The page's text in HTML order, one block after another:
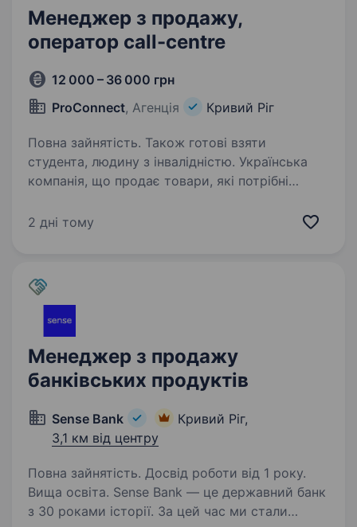
Менеджер з продажу,
оператор call-centre
12 000 – 36 000 грн
ProConnect, Агенція Кривий Ріг
Повна зайнятість. Також готові взяти
студента, людину з інвалідністю. Українська
компанія, що продає товари, які потрібні
товари для дому). ​Ми працюємо чесно: без
2 дні тому
Менеджер з продажу
банківських продуктів
Sense Bank
Кривий Ріг,
3,1 км від центру
Повна зайнятість. Досвід роботи від 1 року.
Вища освіта. Sense Bank — це державний банк
з 30 роками історії. За цей час ми стали